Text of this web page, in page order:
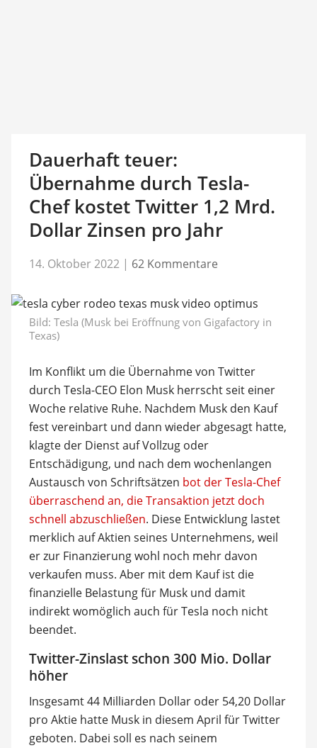
Dauerhaft teuer:
Übernahme durch Tesla-
Chef kostet Twitter 1,2 Mrd.
Dollar Zinsen pro Jahr
14. Oktober 2022 | 62 Kommentare
Bild: Tesla (Musk bei Eröffnung von Gigafactory in
Texas)
Im Konflikt um die Übernahme von Twitter
durch Tesla-CEO Elon Musk herrscht seit einer
Woche relative Ruhe. Nachdem Musk den Kauf
fest vereinbart und dann wieder abgesagt hatte,
klagte der Dienst auf Vollzug oder
Entschädigung, und nach dem wochenlangen
Austausch von Schriftsätzen bot der Tesla-Chef
überraschend an, die Transaktion jetzt doch
schnell abzuschließen. Diese Entwicklung lastet
merklich auf Aktien seines Unternehmens, weil
er zur Finanzierung wohl noch mehr davon
verkaufen muss. Aber mit dem Kauf ist die
finanzielle Belastung für Musk und damit
indirekt womöglich auch für Tesla noch nicht
beendet.
Twitter-Zinslast schon 300 Mio. Dollar
höher
Insgesamt 44 Milliarden Dollar oder 54,20 Dollar
pro Aktie hatte Musk in diesem April für Twitter
geboten. Dabei soll es nach seinem